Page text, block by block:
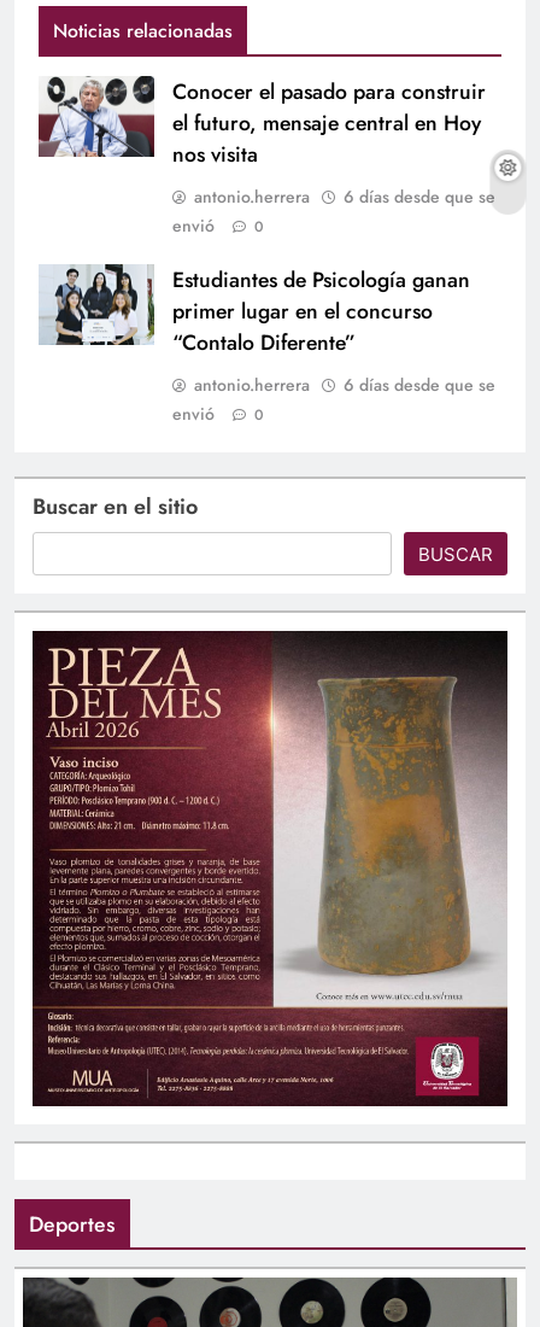
Noticias relacionadas
Conocer el pasado para construir
el futuro, mensaje central en Hoy
nos visita
antonio.herrera
6 días desde que se
envió
0
Estudiantes de Psicología ganan
primer lugar en el concurso
“Contalo Diferente”
antonio.herrera
6 días desde que se
envió
0
Buscar en el sitio
BUSCAR
Deportes